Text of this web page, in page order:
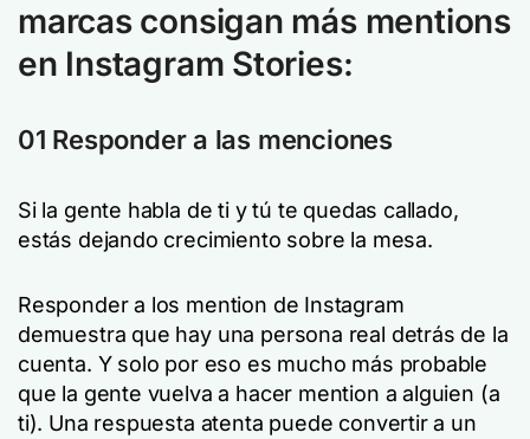
marcas consigan más mentions
en Instagram Stories:
01 Responder a las menciones
Si la gente habla de ti y tú te quedas callado,
estás dejando crecimiento sobre la mesa.
Responder a los mention de Instagram
demuestra que hay una persona real detrás de la
cuenta. Y solo por eso es mucho más probable
que la gente vuelva a hacer mention a alguien (a
ti). Una respuesta atenta puede convertir a un